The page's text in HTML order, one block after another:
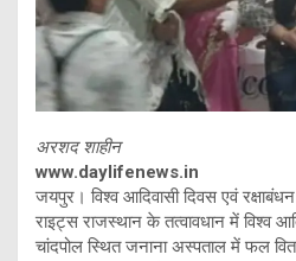
अरशद शाहीन
www.daylifenews.in
जयपुर। विश्व आदिवासी दिवस एवं
राइट्स राजस्थान के तत्वावधान में विश्व
चांदपोल स्थित जनाना अस्पताल में फल